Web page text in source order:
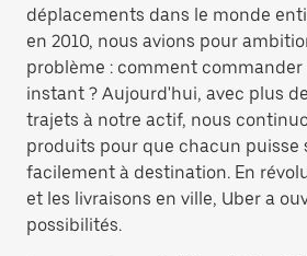
déplacements dans le monde
en 2010, nous avions pour
problème : comment
instant ? Aujourd'hui, avec plus
trajets à notre actif, nous
produits pour que chacun puisse
facilement à destination. En
et les livraisons en ville, Uber a
possibilités.